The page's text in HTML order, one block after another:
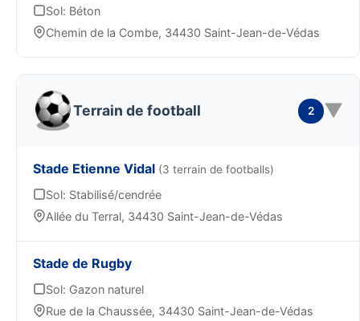
Sol: Béton
Chemin de la Combe, 34430 Saint-Jean-de-Védas
Terrain de football 2 ▼
Stade Etienne Vidal (3 terrain de footballs)
Sol: Stabilisé/cendrée
Allée du Terral, 34430 Saint-Jean-de-Védas
Stade de Rugby
Sol: Gazon naturel
Rue de la Chaussée, 34430 Saint-Jean-de-Védas